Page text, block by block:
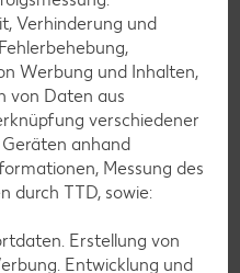
nicht automatisch auf
zauberst du dir Gerichte,
Verhinderung und
Werbung und Inhalten,
von Daten aus
verschiedener
anhand
Messung des
durch TTD, sowie:
Erstellung von
Entwicklung und